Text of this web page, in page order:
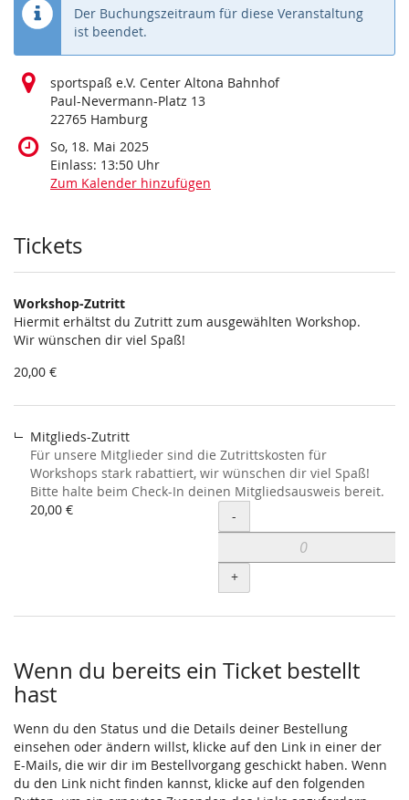
Der Buchungszeitraum für diese Veranstaltung
ist beendet.
sportspaß e.V. Center Altona Bahnhof
Paul-Nevermann-Platz 13
22765 Hamburg
So, 18. Mai 2025
Einlass: 13:50 Uhr
Zum Kalender hinzufügen
Produkte
Tickets
Workshop-Zutritt
Hiermit erhältst du Zutritt zum ausgewählten Workshop.
Wir wünschen dir viel Spaß!
20,00 €
Mitglieds-Zutritt
Für unsere Mitglieder sind die Zutrittskosten für
Workshops stark rabattiert, wir wünschen dir viel Spaß!
Bitte halte beim Check-In deinen Mitgliedsausweis bereit.
20,00 €
Menge
-
+
Wenn du bereits ein Ticket bestellt
hast
Wenn du den Status und die Details deiner Bestellung
einsehen oder ändern willst, klicke auf den Link in einer der
E-Mails, die wir dir im Bestellvorgang geschickt haben. Wenn
du den Link nicht finden kannst, klicke auf den folgenden